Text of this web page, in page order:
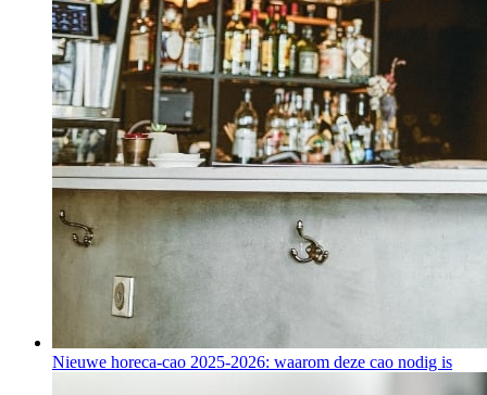
Nieuwe horeca-cao 2025-2026: waarom deze cao nodig is